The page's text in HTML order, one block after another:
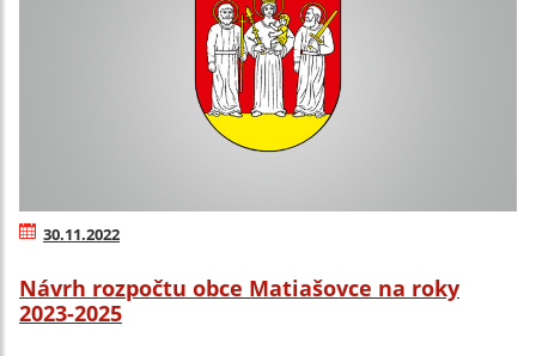
30.11.2022
Návrh rozpočtu obce Matiašovce na roky
2023-2025